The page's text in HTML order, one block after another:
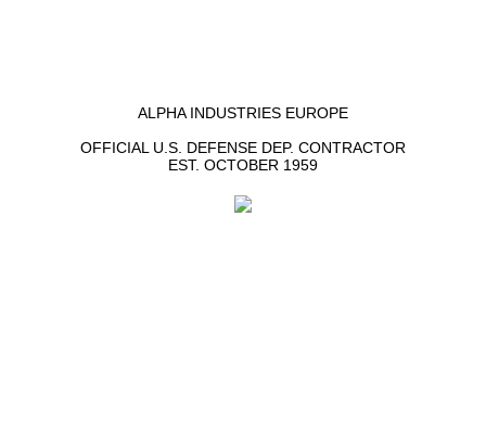
ALPHA INDUSTRIES EUROPE
OFFICIAL U.S. DEFENSE DEP. CONTRACTOR
EST. OCTOBER 1959